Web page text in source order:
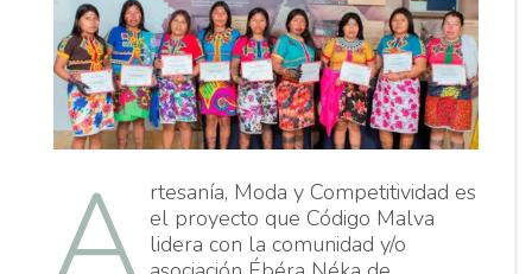
A rtesanía, Moda y Competitividad es
el proyecto que Código Malva
lidera con la comunidad y/o